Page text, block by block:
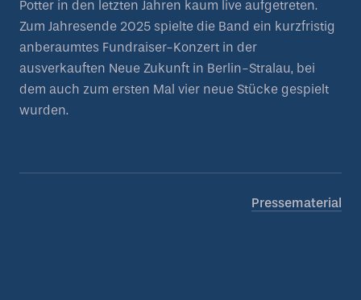
Potter in den letzten Jahren kaum live aufgetreten.
Zum Jahresende 2025 spielte die Band ein kurzfristig
anberaumtes Fundraiser-Konzert in der
ausverkauften Neue Zukunft in Berlin-Stralau, bei
dem auch zum ersten Mal vier neue Stücke gespielt
wurden.
Pressematerial